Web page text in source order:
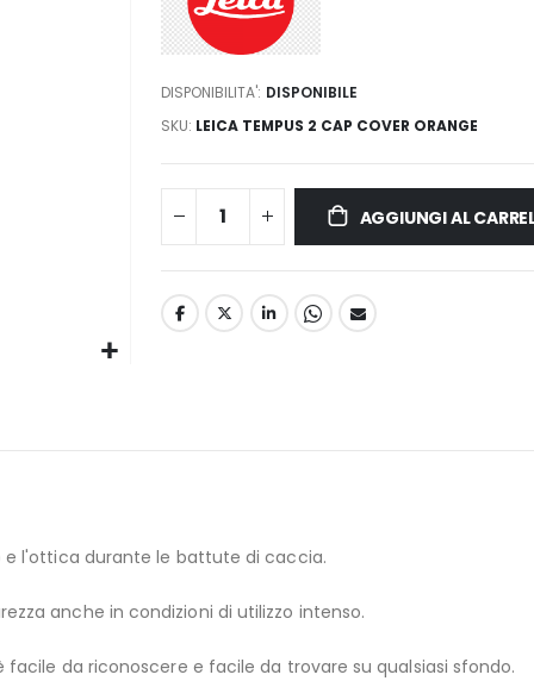
DISPONIBILITA': DISPONIBILE
SKU LEICA TEMPUS 2 CAP COVER ORANGE
AGGIUNGI AL
l'ottica durante le battute di caccia.
anche in condizioni di utilizzo intenso.
da riconoscere e facile da trovare su qualsiasi sfondo.